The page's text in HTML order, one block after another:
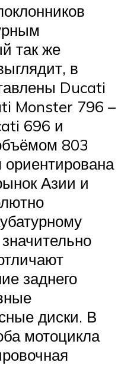
так же
в
Ducati
Monster 796 –
696 и
803
Азии и
заднего
диски. В
мотоцикла